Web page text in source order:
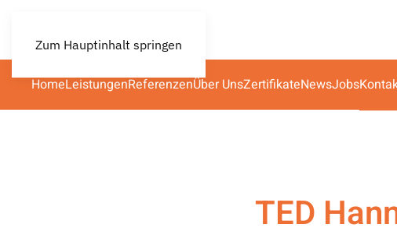
Zum Hauptinhalt springen
HomeLeistungenReferenzenÜber UnsZertifikateNewsJobs
TED